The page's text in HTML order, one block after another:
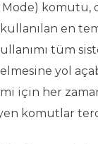
Mode) komutu,
en
tüm
yol
için her
komutlar